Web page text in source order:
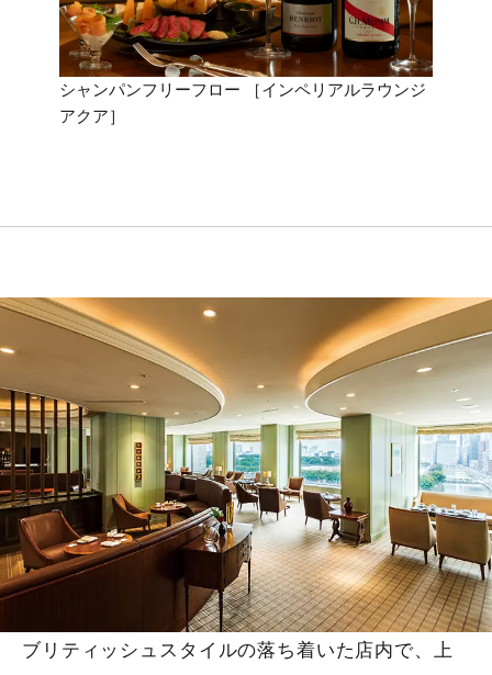
シャンパンフリーフロー ［インペリアルラウンジ
アクア］
ブリティッシュスタイルの落ち着いた店内で、上